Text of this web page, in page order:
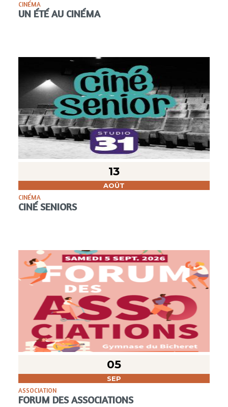
CINÉMA
UN ÉTÉ AU CINÉMA
13
AOÛT
CINÉMA
CINÉ SENIORS
05
SEP
ASSOCIATION
FORUM DES ASSOCIATIONS